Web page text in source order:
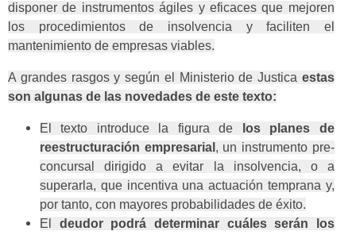
disponer de instrumentos ágiles y eficaces que mejoren
los procedimientos de insolvencia y faciliten el
mantenimiento de empresas viables.
A grandes rasgos y según el Ministerio de Justica estas
son algunas de las novedades de este texto:
El texto introduce la figura de
los planes de
reestructuración empresarial , un instrumento pre-
concursal dirigido a evitar la insolvencia, o a
superarla, que incentiva una actuación temprana y,
por tanto, con mayores probabilidades de éxito.
El deudor podrá determinar cuáles serán los